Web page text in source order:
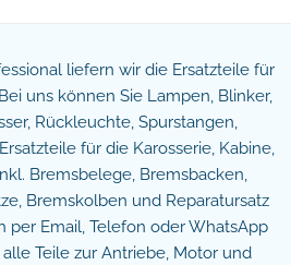
liefern wir die Ersatzteile für
uns können Sie Lampen, Blinker,
Rückleuchte, Spurstangen,
für die Karosserie, Kabine,
Bremsbelege, Bremsbacken,
Bremskolben und Reparatursatz
per Email, Telefon oder WhatsApp
Teile zur Antriebe, Motor und